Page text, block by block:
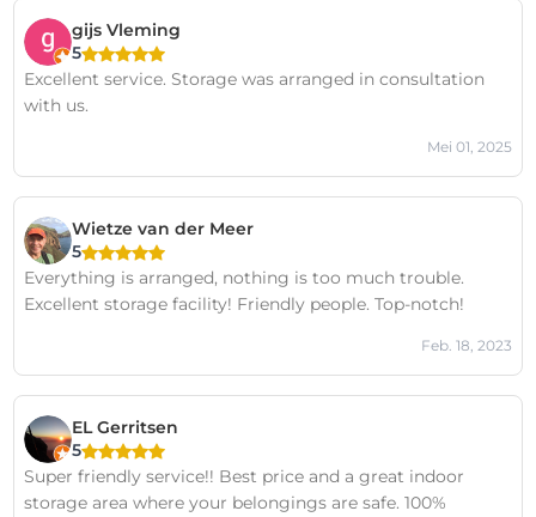
gijs Vleming
5
Excellent service. Storage was arranged in consultation
with us.
Mei 01, 2025
Wietze van der Meer
5
Everything is arranged, nothing is too much trouble.
Excellent storage facility! Friendly people. Top-notch!
Feb. 18, 2023
EL Gerritsen
5
Super friendly service!! Best price and a great indoor
storage area where your belongings are safe. 100%